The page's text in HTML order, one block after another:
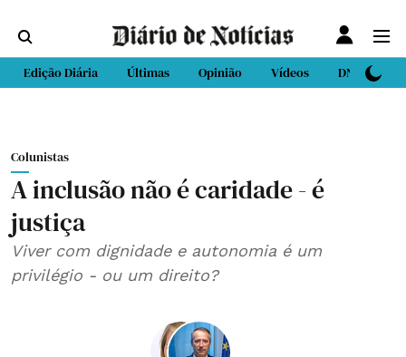
Edição Diária Últimas Opinião Vídeos DN Sport
Colunistas
A inclusão não é caridade - é
justiça
Viver com dignidade e autonomia é um
privilégio - ou um direito?